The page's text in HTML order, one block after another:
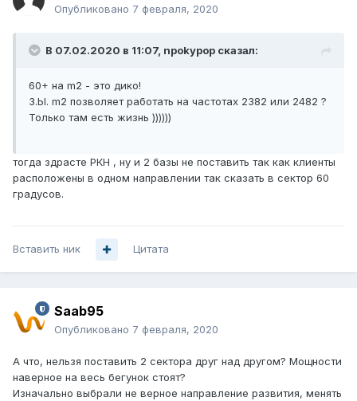
Опубликовано 7 февраля, 2020
В 07.02.2020 в 11:07, npokypop сказал:
60+ на m2 - это дико!
З.Ы. m2 позволяет работать на частотах 2382 или 2482 ?
Только там есть жизнь ))))))
тогда здрасте РКН , ну и 2 базы не поставить так как клиенты
расположены в одном направлении так сказать в сектор 60
градусов.
Вставить ник Цитата
Saab95
Опубликовано 7 февраля, 2020
А что, нельзя поставить 2 сектора друг над другом? Мощности
наверное на весь бегунок стоят?
Изначально выбрали не верное направление развития, менять